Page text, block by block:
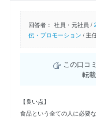
回答者： 社員・元社員 /
伝・プロモーション /主
この口コ
転
【良い点】
食品という全ての人に必要